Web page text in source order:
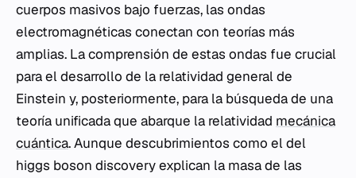
cuerpos masivos bajo fuerzas, las ondas
electromagnéticas conectan con teorías más
amplias. La comprensión de estas ondas fue crucial
para el desarrollo de la relatividad general de
Einstein y, posteriormente, para la búsqueda de una
teoría unificada que abarque la relatividad mecánica
cuántica. Aunque descubrimientos como el del
higgs boson discovery explican la masa de las